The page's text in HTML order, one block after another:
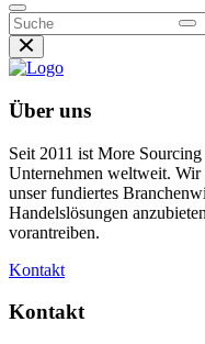
Über uns
Seit 2011 ist More
Unternehmen weltweit. Wir
unser fundiertes
Handelslösungen
vorantreiben.
Kontakt
Kontakt